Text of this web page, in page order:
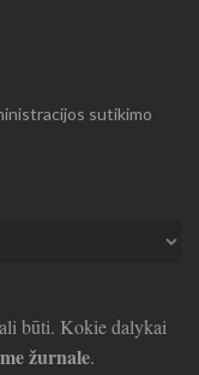
sutikimo
būti. Kokie dalykai
žurnale.